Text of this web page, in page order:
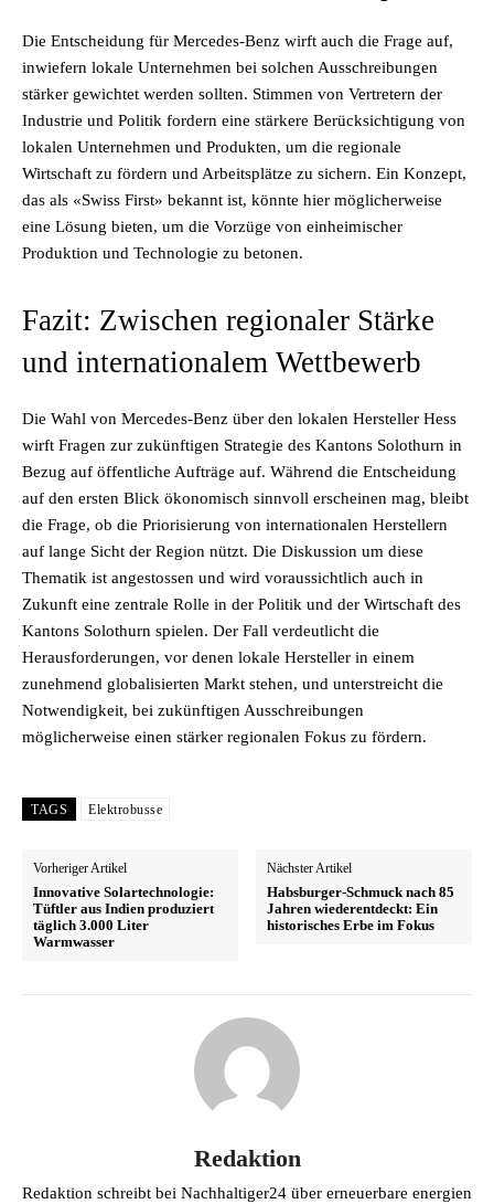
Die Entscheidung für Mercedes-Benz wirft auch die Frage auf,
inwiefern lokale Unternehmen bei solchen Ausschreibungen
stärker gewichtet werden sollten. Stimmen von Vertretern der
Industrie und Politik fordern eine stärkere Berücksichtigung von
lokalen Unternehmen und Produkten, um die regionale
Wirtschaft zu fördern und Arbeitsplätze zu sichern. Ein Konzept,
das als «Swiss First» bekannt ist, könnte hier möglicherweise
eine Lösung bieten, um die Vorzüge von einheimischer
Produktion und Technologie zu betonen.
Fazit: Zwischen regionaler Stärke
und internationalem Wettbewerb
Die Wahl von Mercedes-Benz über den lokalen Hersteller Hess
wirft Fragen zur zukünftigen Strategie des Kantons Solothurn in
Bezug auf öffentliche Aufträge auf. Während die Entscheidung
auf den ersten Blick ökonomisch sinnvoll erscheinen mag, bleibt
die Frage, ob die Priorisierung von internationalen Herstellern
auf lange Sicht der Region nützt. Die Diskussion um diese
Thematik ist angestossen und wird voraussichtlich auch in
Zukunft eine zentrale Rolle in der Politik und der Wirtschaft des
Kantons Solothurn spielen. Der Fall verdeutlicht die
Herausforderungen, vor denen lokale Hersteller in einem
zunehmend globalisierten Markt stehen, und unterstreicht die
Notwendigkeit, bei zukünftigen Ausschreibungen
möglicherweise einen stärker regionalen Fokus zu fördern.
TAGS Elektrobusse
Vorheriger Artikel
Innovative Solartechnologie:
Tüftler aus Indien produziert
täglich 3.000 Liter
Warmwasser
Nächster Artikel
Habsburger-Schmuck nach 85
Jahren wiederentdeckt: Ein
historisches Erbe im Fokus
Redaktion
Redaktion schreibt bei Nachhaltiger24 über erneuerbare energien